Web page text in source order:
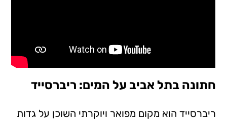
חתונה בתל אביב על המים: ריברסייד
ריברסייד הוא מקום מפואר ויוקרתי השוכן על גדות